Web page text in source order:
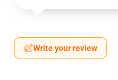
Write your review